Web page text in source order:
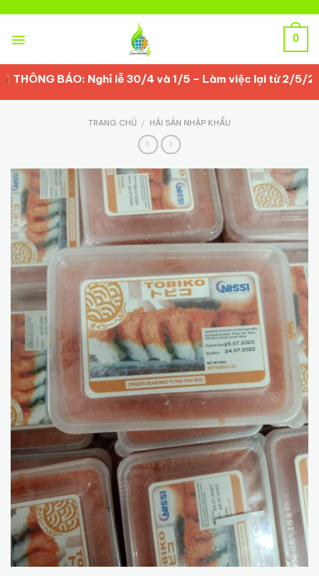
content
0
BÁO: Nghỉ lễ 30/4 và 1/5 – Làm việc lại từ 2/5/
TRANG CHỦ / HẢI SẢN NHẬP KHẨU